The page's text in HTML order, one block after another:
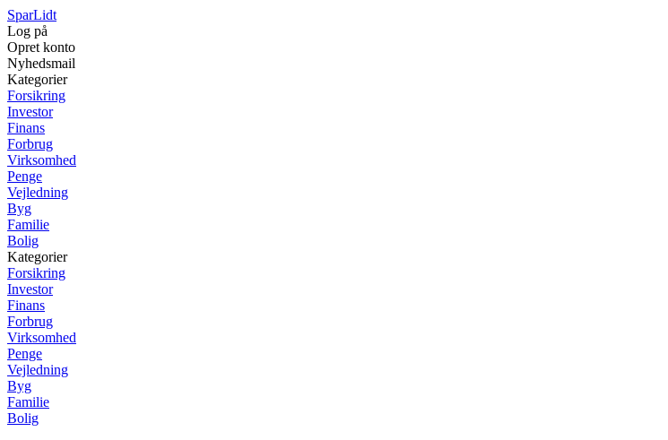
SparLidt
Log på
Opret konto
Nyhedsmail
Kategorier
Forsikring
Investor
Finans
Forbrug
Virksomhed
Penge
Vejledning
Byg
Familie
Bolig
Kategorier
Forsikring
Investor
Finans
Forbrug
Virksomhed
Penge
Vejledning
Byg
Familie
Bolig